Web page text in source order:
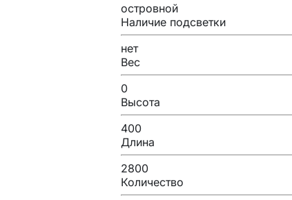
островной
Наличие подсветки
нет
Вес
0
Высота
400
Длина
2800
Количество